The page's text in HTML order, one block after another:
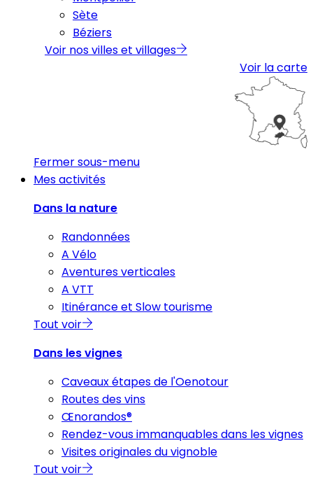
Sète
Béziers
Voir nos villes et villages
Voir la carte
Fermer sous-menu
Mes activités
Dans la nature
Randonnées
A Vélo
Aventures verticales
A VTT
Itinérance et Slow tourisme
Tout voir
Dans les vignes
Caveaux étapes de l'Oenotour
Routes des vins
Œnorandos®
Rendez-vous immanquables dans les vignes
Visites originales du vignoble
Tout voir